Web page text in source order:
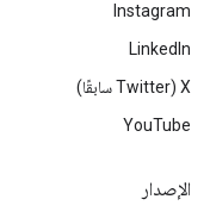
Instagram
LinkedIn
‫X ‏(Twitter سابقًا)
YouTube
الإصدار